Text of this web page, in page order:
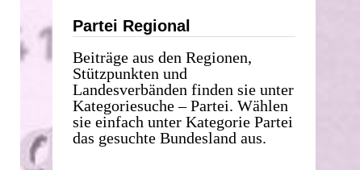
Partei Regional
Beiträge aus den Regionen,
Stützpunkten und
Landesverbänden finden sie unter
Kategoriesuche – Partei. Wählen
sie einfach unter Kategorie Partei
das gesuchte Bundesland aus.